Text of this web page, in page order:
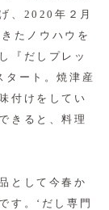
、2020年２月
たノウハウを
『だしプレッ
タート。焼津産
付けをしてい
きると、料理
として今春か
す。‘だし専門